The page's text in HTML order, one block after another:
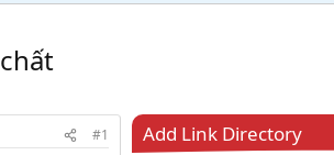
#1 Add Link Directory